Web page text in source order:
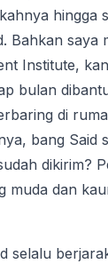
hingga
Bahkan saya
Institute,
bulan
di
bang Said
dikirim?
muda dan
selalu